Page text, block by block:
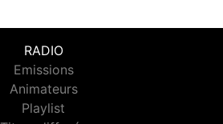
RADIO
Emissions
Animateurs
Playlist